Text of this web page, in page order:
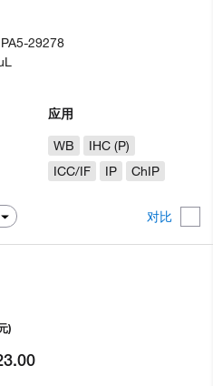
对比
应用
WB
IHC (P)
ICC/IF
IP ChIP
PA5-29278
)